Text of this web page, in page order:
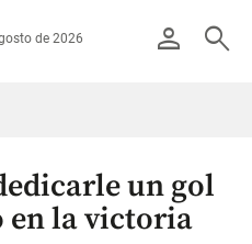
person search
de 2026
un gol
en la victoria